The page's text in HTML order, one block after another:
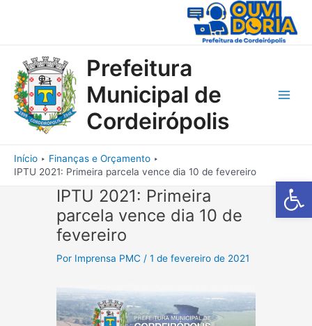
Barra de
Prefeitura
Municipal de
Cordeirópolis
Início
Finanças e Orçamento
IPTU 2021: Primeira parcela vence dia 10 de fevereiro
IPTU 2021: Primeira
parcela vence dia 10 de
fevereiro
Por Imprensa PMC /1 de fevereiro de 2021